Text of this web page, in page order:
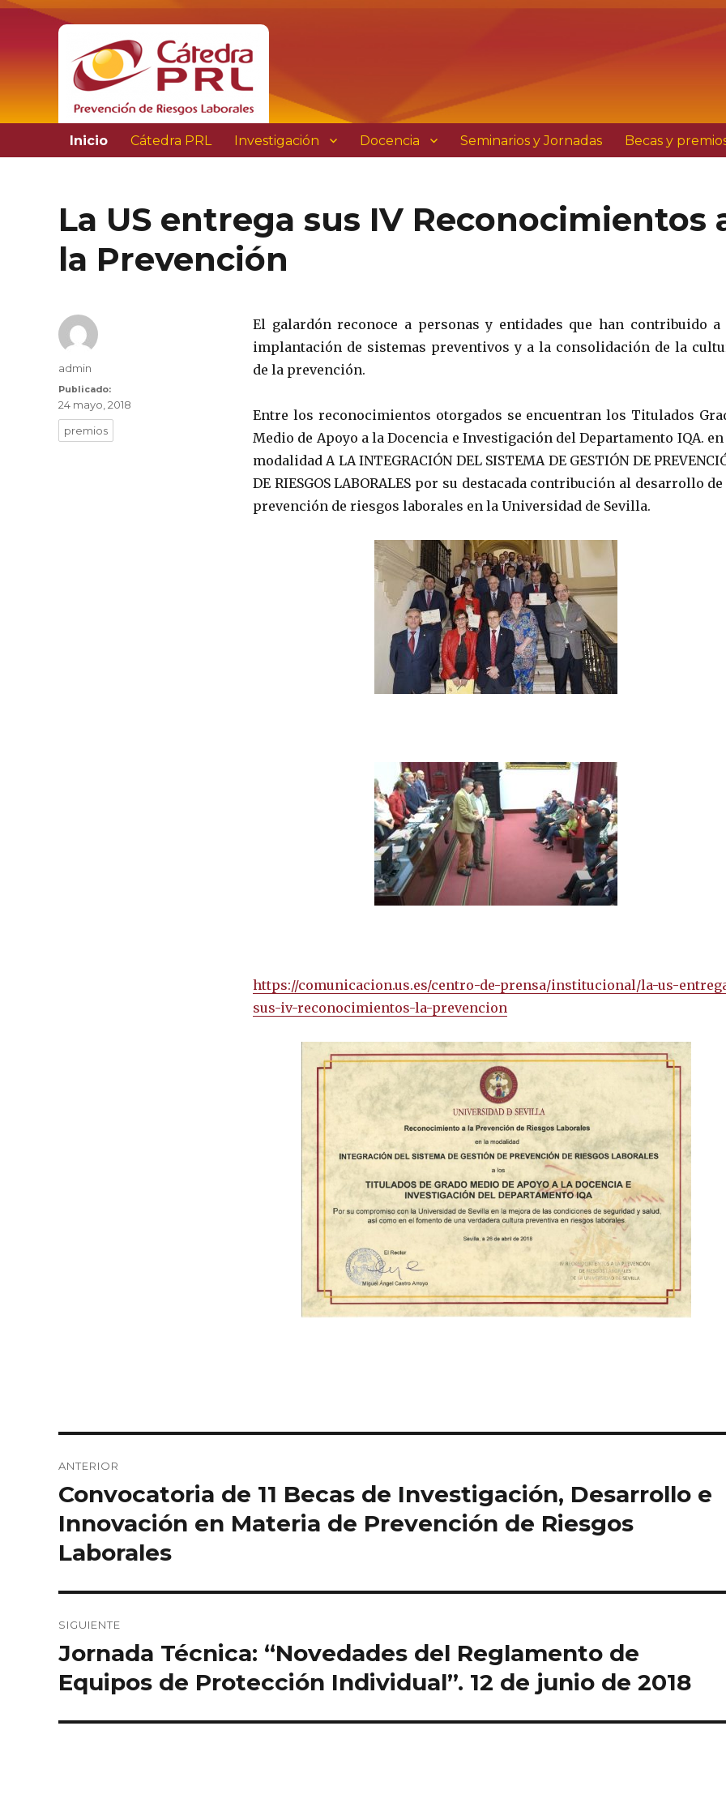
Cátedra PRL
Inicio Cátedra PRL Investigación Docencia Seminarios y Jornadas Becas y
La US entrega sus IV Reconocimientos
la Prevención
El galardón reconoce a personas y entidades que han contribuido a
implantación de sistemas preventivos y a la consolidación de la
de la prevención.
Entre los reconocimientos otorgados se encuentran los Titulados
Medio de Apoyo a la Docencia e Investigación del Departamento IQA.
modalidad A LA INTEGRACIÓN DEL SISTEMA DE GESTIÓN DE
DE RIESGOS LABORALES por su destacada contribución al desarrollo
prevención de riesgos laborales en la Universidad de Sevilla.
https://comunicacion.us.es/centro-de-prensa/institucional/la-us-
sus-iv-reconocimientos-la-prevencion
Autor
admin
Publicado
el
Publicado:
24 mayo, 2018
Etiquetas
premios
de
entradas
ANTERIOR
Entrada
anterior:
Convocatoria de 11 Becas de Investigación, Desarrollo e
Innovación en Materia de Prevención de Riesgos
Laborales
SIGUIENTE
Entrada
siguiente:
Jornada Técnica: “Novedades del Reglamento de
Equipos de Protección Individual”. 12 de junio de 2018